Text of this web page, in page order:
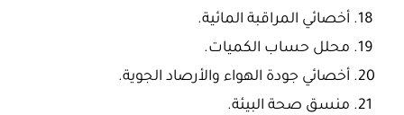
أخصائي المراقبة المائية.
محلل حساب الكميات.
أخصائي جودة الهواء والأرصاد الجوية.
منسق صحة البيئة.